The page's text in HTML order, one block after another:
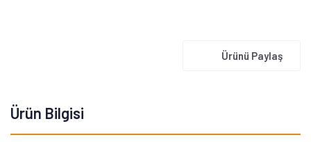
Ürünü Paylaş
Ürün Bilgisi